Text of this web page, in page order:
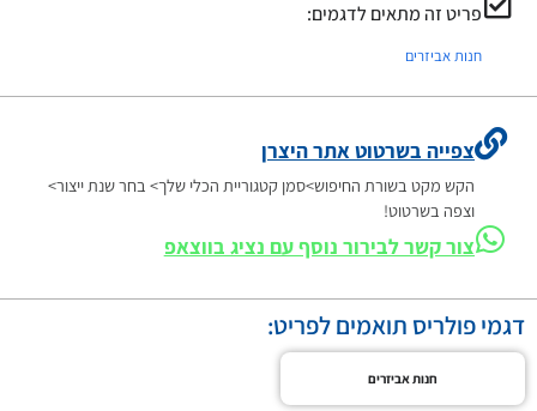
פריט זה מתאים לדגמים:
חנות אביזרים
צפייה בשרטוט אתר היצרן
הקש מקט בשורת החיפוש>סמן קטגוריית הכלי שלך> בחר שנת ייצור>
וצפה בשרטוט!
צור קשר לבירור נוסף עם נציג בווצאפ
דגמי פולריס תואמים לפריט:
חנות אביזרים